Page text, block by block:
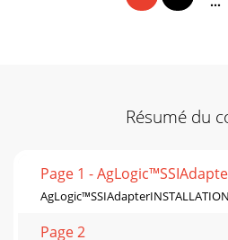
Résumé du
Page 1 -
Page 2